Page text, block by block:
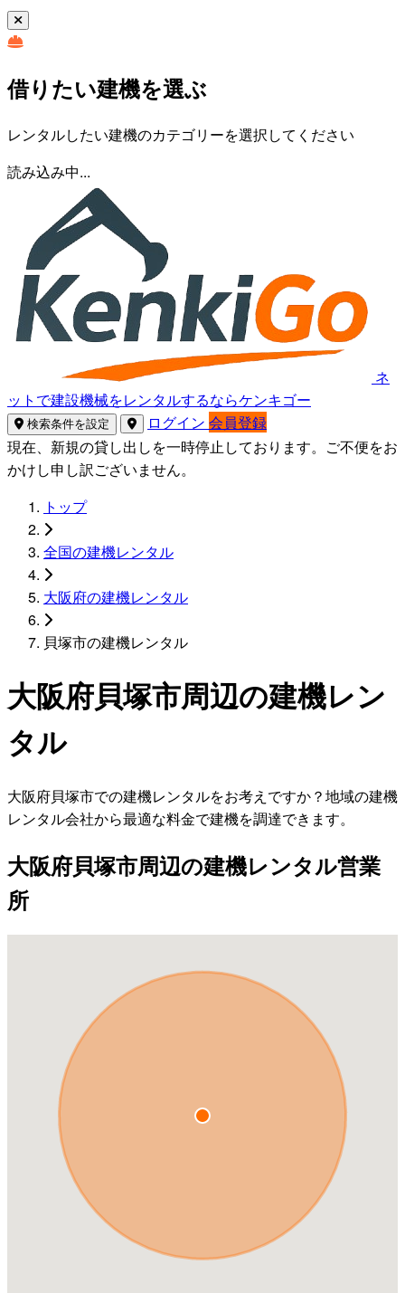
借りたい建機を選ぶ
レンタルしたい建機のカテゴリーを選択してください
読み込み中...
ネ
ットで建設機械をレンタルするならケンキゴー
検索条件を設定 ログイン 会員登録
現在、新規の貸し出しを一時停止しております。ご不便をお
かけし申し訳ございません。
トップ
全国の建機レンタル
大阪府の建機レンタル
貝塚市の建機レンタル
大阪府貝塚市周辺の建機レン
タル
大阪府貝塚市での建機レンタルをお考えですか？地域の建機
レンタル会社から最適な料金で建機を調達できます。
大阪府貝塚市周辺の建機レンタル営業
所